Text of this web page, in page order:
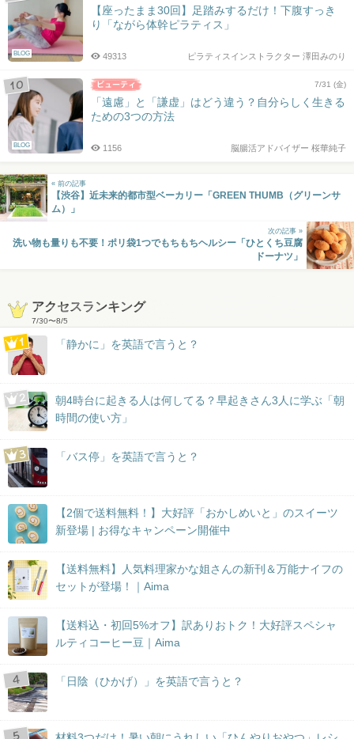
BLOG
【座ったまま30回】足踏みするだけ！下腹すっき
り「ながら体幹ピラティス」
ピラティスインストラクター 澤田みのり
49313
BLOG
7/31 (金)
「遠慮」と「謙虚」はどう違う？自分らしく生きる
ための3つの方法
脳腸活アドバイザー 桜華純子
1156
« 前の記事
【渋谷】近未来的都市型ベーカリー「GREEN THUMB（グリーンサ
ム）」
次の記事 »
洗い物も量りも不要！ポリ袋1つでもちもちヘルシー「ひとくち豆腐
ドーナツ」
アクセスランキング
7/30〜8/5
「静かに」を英語で言うと？
朝4時台に起きる人は何してる？早起きさん3人に学ぶ「朝
時間の使い方」
「バス停」を英語で言うと？
【2個で送料無料！】大好評「おかしめいと」のスイーツ
新登場 | お得なキャンペーン開催中
【送料無料】人気料理家かな姐さんの新刊＆万能ナイフの
セットが登場！｜Aima
【送料込・初回5%オフ】訳ありおトク！大好評スペシャ
ルティコーヒー豆｜Aima
「日陰（ひかげ）」を英語で言うと？